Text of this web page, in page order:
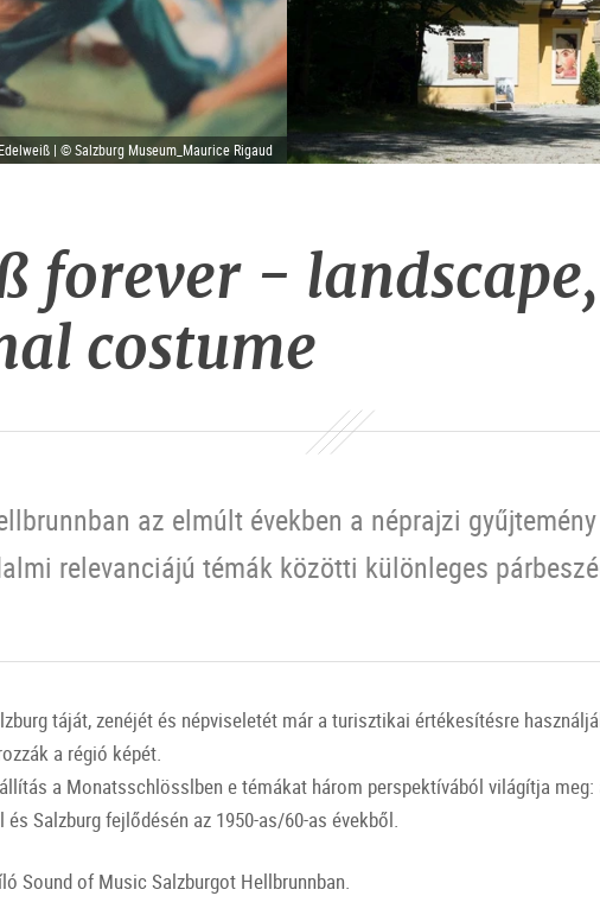
| © Salzburg Museum_Maurice Rigaud
forever -
costume
az elmúlt években a néprajzi
relevanciájú témák közötti különleges
táját, zenéjét és népviseletét már a turisztikai értékesítésre
a régió képét.
a Monatsschlösslben e témákat három perspektívából világítja meg:
Salzburg fejlődésén az 1950-as/60-as évekből.
Sound of Music Salzburgot Hellbrunnban.